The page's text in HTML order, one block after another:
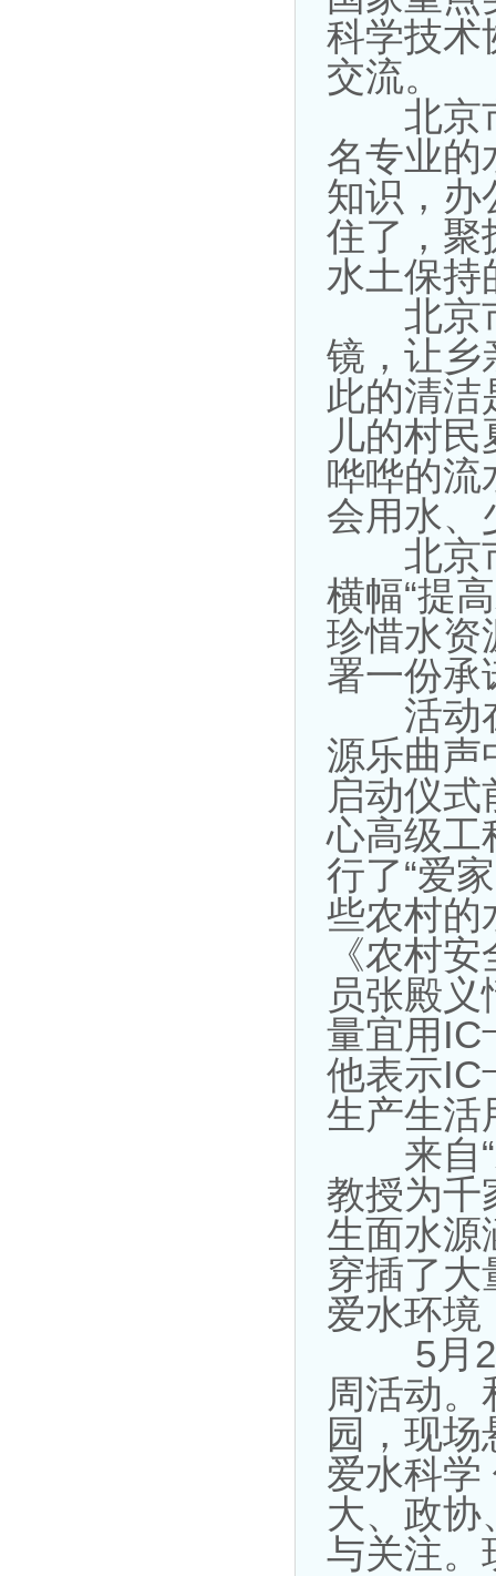
科学技术
交流。
北京市
名专业的
知识，办
住了，聚
水土保持
北京市
镜，让乡
此的清洁
儿的村
哗哗的流
会用水、
北京市
横幅“提
珍惜水资
署一份承
活动在
源乐曲声
启动仪
心高级工
行了“爱
些农村的
《农村
员张殿
量宜用IC
他表示IC
生产生活
来自“
教授为千
生面水源
穿插了大
爱水环境
5月23
周活动
园，现场
爱水科学
大、政协
与关注。